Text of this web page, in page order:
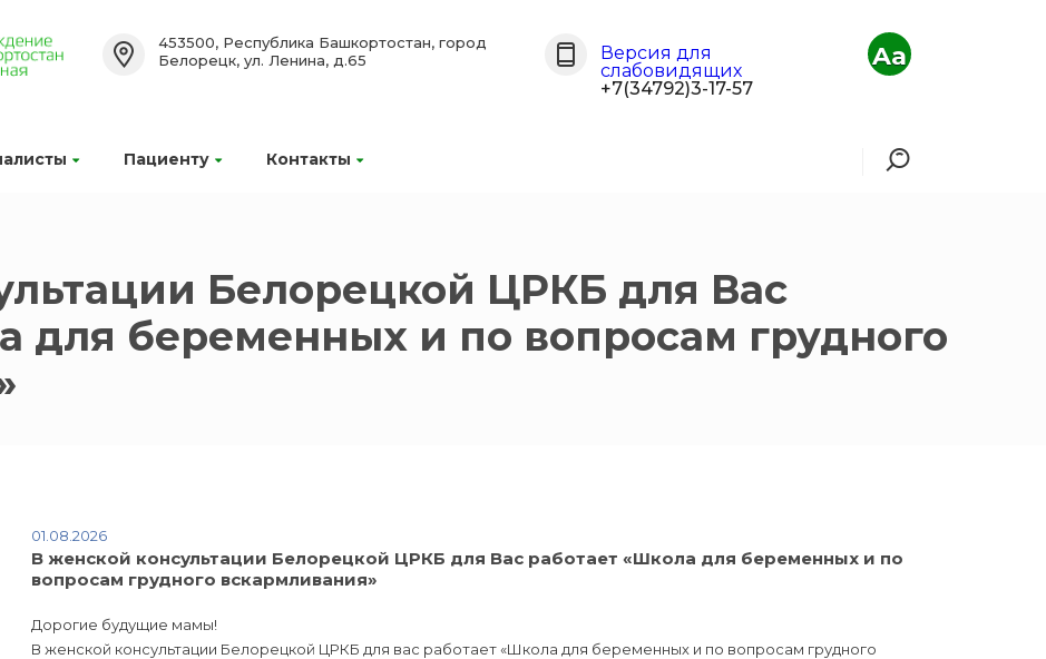
Пациенту Контакты
453500, Республика Башкортостан, город
Белорецк, ул. Ленина, д.65
Версия для
слабовидящих
+7(34792)3-17-57
Aa
Белорецкой ЦРКБ для Вас
для беременных и по вопросам грудного
01.08.2026
В женской консультации Белорецкой ЦРКБ для Вас работает «Школа для беременных и по
вопросам грудного вскармливания»
Дорогие будущие мамы!
В женской консультации Белорецкой ЦРКБ для вас работает «Школа для беременных и по вопросам грудного